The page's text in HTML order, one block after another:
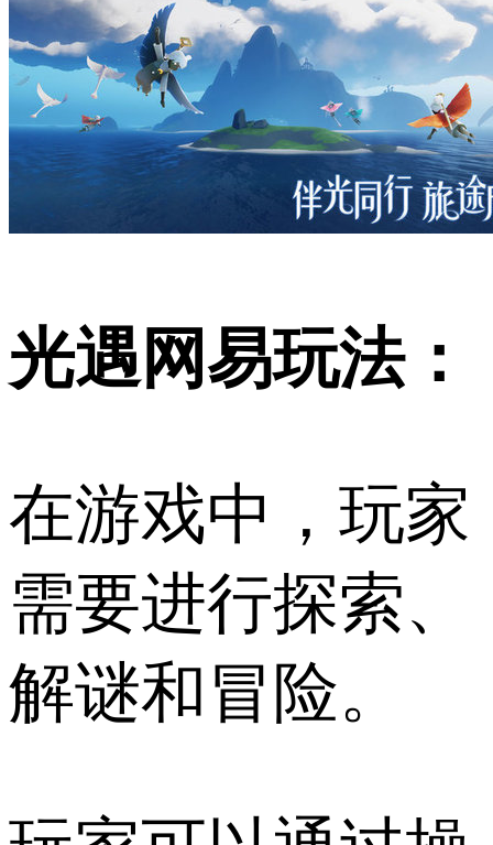
光遇网易玩法：
在游戏中，玩家
需要进行探索、
解谜和冒险。